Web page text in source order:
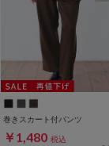
巻きスカート付パンツ
￥1,480 税込